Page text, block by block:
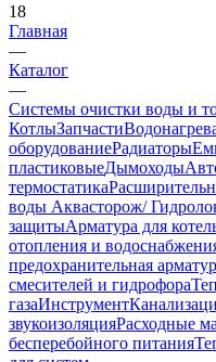
18
Главная
—
Каталог
—
Системы очистки воды и
КотлыЗапчасти
оборудованиеРадиаторы
пластиковыеДымоходы
термостатика
воды Аквасторож/
защитыАрматура для
отопления и
предохранительная
смесителей и гидрофора
газаИнструмент
звукоизоляцияРасходные
бесперебойного питания